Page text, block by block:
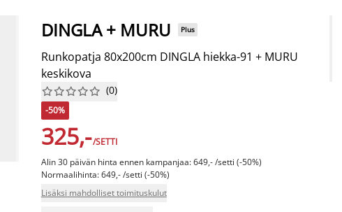
DINGLA + MURU Plus
Runkopatja 80x200cm DINGLA hiekka-91 + MURU
keskikova





 (0)
-50%
325,-/SETTI
Alin 30 päivän hinta ennen kampanjaa: 649,- /setti (-50%)
Normaalihinta: 649,- /setti (-50%)
Lisäksi mahdolliset toimituskulut